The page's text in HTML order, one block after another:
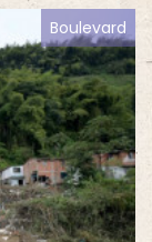
Boulevard